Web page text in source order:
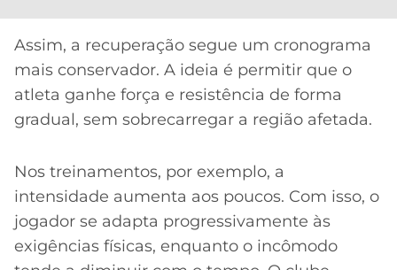
Assim, a recuperação segue um cronograma
mais conservador. A ideia é permitir que o
atleta ganhe força e resistência de forma
gradual, sem sobrecarregar a região afetada.
Nos treinamentos, por exemplo, a
intensidade aumenta aos poucos. Com isso, o
jogador se adapta progressivamente às
exigências físicas, enquanto o incômodo